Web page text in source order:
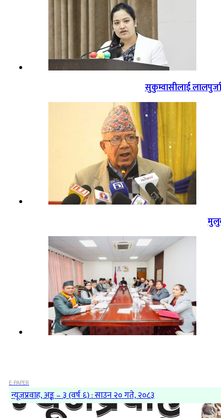
सुकुम्वासीलाई
E-PAPER
न्यूजप्रवाह, अङ्क – ३ (वर्ष ६) : साउन २० गते, २०८३